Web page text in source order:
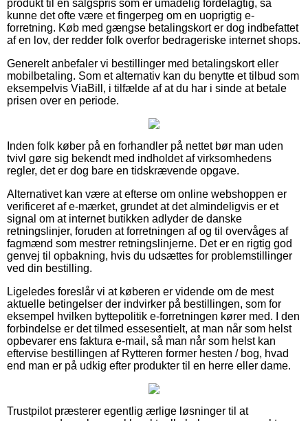
produkt til en salgspris som er umådelig fordelagtig, så
kunne det ofte være et fingerpeg om en uoprigtig e-
forretning. Køb med gængse betalingskort er dog indbefattet
af en lov, der redder folk overfor bedrageriske internet shops.
Generelt anbefaler vi bestillinger med betalingskort eller
mobilbetaling. Som et alternativ kan du benytte et tilbud som
eksempelvis ViaBill, i tilfælde af at du har i sinde at betale
prisen over en periode.
Inden folk køber på en forhandler på nettet bør man uden
tvivl gøre sig bekendt med indholdet af virksomhedens
regler, det er dog bare en tidskrævende opgave.
Alternativet kan være at efterse om online webshoppen er
verificeret af e-mærket, grundet at det almindeligvis er et
signal om at internet butikken adlyder de danske
retningslinjer, foruden at forretningen af og til overvåges af
fagmænd som mestrer retningslinjerne. Det er en rigtig god
genvej til opbakning, hvis du udsættes for problemstillinger
ved din bestilling.
Ligeledes foreslår vi at køberen er vidende om de mest
aktuelle betingelser der indvirker på bestillingen, som for
eksempel hvilken byttepolitik e-forretningen kører med. I den
forbindelse er det tilmed essesentielt, at man når som helst
opbevarer ens faktura e-mail, så man når som helst kan
eftervise bestillingen af Rytteren former hesten / bog, hvad
end man er på udkig efter produkter til en herre eller dame.
Trustpilot præsterer egentlig ærlige løsninger til at